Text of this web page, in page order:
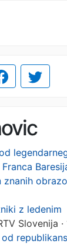
znanih
z ledenim
Slovenija ·